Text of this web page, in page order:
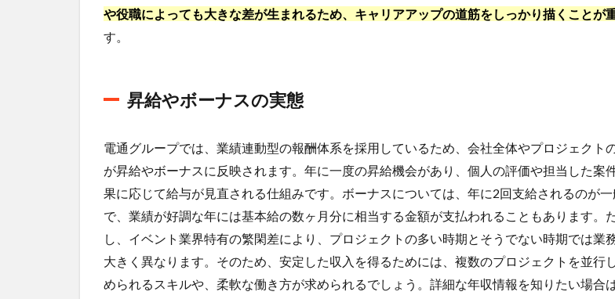
転職
市場
位置
度を
左右
する
要因
激務
度と
株式
や役職によっても大きな差が生まれるため、キャリアアップの道筋をしっかり描くことが
す。
昇給やボーナスの実態
電通グループでは、業績連動型の報酬体系を採用しているため、会社全体やプロジェクト
が昇給やボーナスに反映されます。年に一度の昇給機会があり、個人の評価や担当した案
果に応じて給与が見直される仕組みです。ボーナスについては、年に2回支給されるのが一
で、業績が好調な年には基本給の数ヶ月分に相当する金額が支払われることもあります。
し、イベント業界特有の繁閑差により、プロジェクトの多い時期とそうでない時期では業
大きく異なります。そのため、安定した収入を得るためには、複数のプロジェクトを並行
められるスキルや、柔軟な働き方が求められるでしょう。詳細な年収情報を知りたい場合